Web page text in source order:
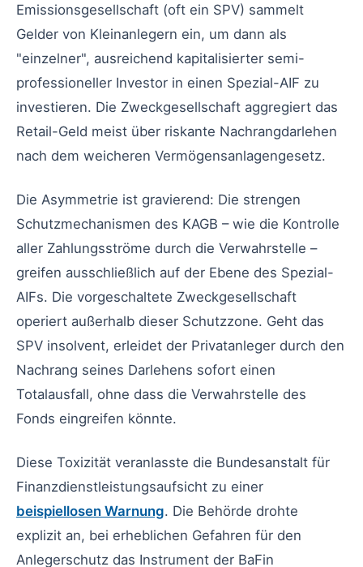
Emissionsgesellschaft (oft ein SPV) sammelt
Gelder von Kleinanlegern ein, um dann als
"einzelner", ausreichend kapitalisierter semi-
professioneller Investor in einen Spezial-AIF zu
investieren. Die Zweckgesellschaft aggregiert das
Retail-Geld meist über riskante Nachrangdarlehen
nach dem weicheren Vermögensanlagengesetz.
Die Asymmetrie ist gravierend: Die strengen
Schutzmechanismen des KAGB – wie die Kontrolle
aller Zahlungsströme durch die Verwahrstelle –
greifen ausschließlich auf der Ebene des Spezial-
AIFs. Die vorgeschaltete Zweckgesellschaft
operiert außerhalb dieser Schutzzone. Geht das
SPV insolvent, erleidet der Privatanleger durch den
Nachrang seines Darlehens sofort einen
Totalausfall, ohne dass die Verwahrstelle des
Fonds eingreifen könnte.
Diese Toxizität veranlasste die Bundesanstalt für
Finanzdienstleistungsaufsicht zu einer
beispiellosen Warnung. Die Behörde drohte
explizit an, bei erheblichen Gefahren für den
Anlegerschutz das Instrument der BaFin